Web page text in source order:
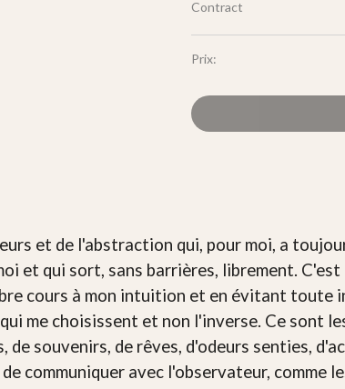
Contract
Prix:
et de l'abstraction qui, pour moi, a
et qui sort, sans barrières, librement.
cours à mon intuition et en évitant toute
me choisissent et non l'inverse. Ce sont
de souvenirs, de rêves, d'odeurs senties,
communiquer avec l'observateur, comme